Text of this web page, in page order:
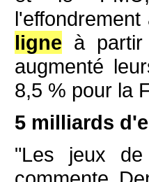
ligne à
augmenté
8,5 % pour la
5 milliards
"Les jeux